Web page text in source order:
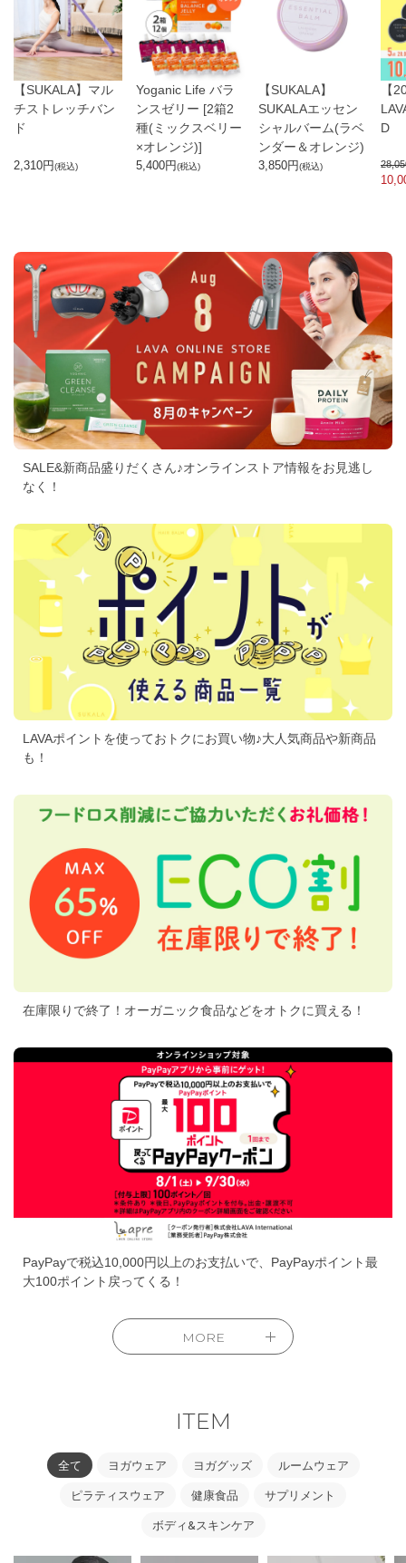
【SUKALA】マル
チストレッチバン
ド
2,310円(税込)
Yoganic Life バラ
ンスゼリー [2箱2
種(ミックスベリー
×オレンジ)]
5,400円(税込)
【SUKALA】
SUKALAエッセン
シャルバーム(ラベ
ンダー＆オレンジ)
3,850円(税込)
【
D
SALE&新商品盛りだくさん♪オンラインストア情報をお見逃し
なく！
LAVAポイントを使っておトクにお買い物♪大人気商品や新商品
も！
在庫限りで終了！オーガニック食品などをオトクに買える！
PayPayで税込10,000円以上のお支払いで、PayPayポイント最
大100ポイント戻ってくる！
MORE
ITEM
全て ヨガウェア ヨガグッズ ルームウェア
ピラティスウェア 健康食品 サプリメント
ボディ&スキンケア